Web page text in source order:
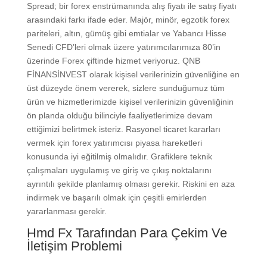
Spread; bir forex enstrümanında alış fiyatı ile satış fiyatı
arasındaki farkı ifade eder. Majör, minör, egzotik forex
pariteleri, altın, gümüş gibi emtialar ve Yabancı Hisse
Senedi CFD’leri olmak üzere yatırımcılarımıza 80’in
üzerinde Forex çiftinde hizmet veriyoruz. QNB
FİNANSİNVEST olarak kişisel verilerinizin güvenliğine en
üst düzeyde önem vererek, sizlere sunduğumuz tüm
ürün ve hizmetlerimizde kişisel verilerinizin güvenliğinin
ön planda olduğu bilinciyle faaliyetlerimize devam
ettiğimizi belirtmek isteriz. Rasyonel ticaret kararları
vermek için forex yatırımcısı piyasa hareketleri
konusunda iyi eğitilmiş olmalıdır. Grafiklere teknik
çalışmaları uygulamış ve giriş ve çıkış noktalarını
ayrıntılı şekilde planlamış olması gerekir. Riskini en aza
indirmek ve başarılı olmak için çeşitli emirlerden
yararlanması gerekir.
Hmd Fx Tarafından Para Çekim Ve
İletişim Problemi